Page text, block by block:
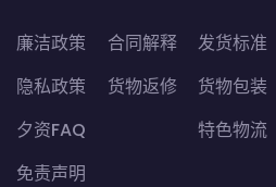
廉洁政策
隐私政策
夕资FAQ
免责声明
合同解释
货物返修
发货标准
货物包装
特色物流